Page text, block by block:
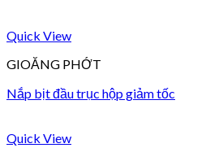
Quick View
GIOĂNG PHỚT
Nắp bịt đầu trục hộp giảm tốc
Quick View